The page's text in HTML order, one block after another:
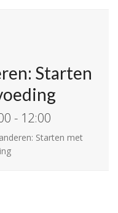
Starten
- 12:00
Starten met